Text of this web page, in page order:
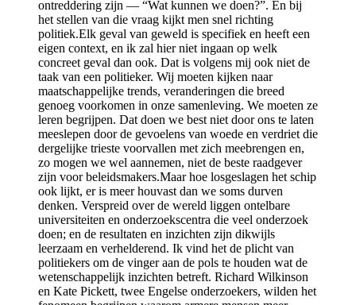
ontreddering zijn — “Wat kunnen we doen?”. En bij
het stellen van die vraag kijkt men snel richting
politiek.Elk geval van geweld is specifiek en heeft een
eigen context, en ik zal hier niet ingaan op welk
concreet geval dan ook. Dat is volgens mij ook niet de
taak van een politieker. Wij moeten kijken naar
maatschappelijke trends, veranderingen die breed
genoeg voorkomen in onze samenleving. We moeten ze
leren begrijpen. Dat doen we best niet door ons te laten
meeslepen door de gevoelens van woede en verdriet die
dergelijke trieste voorvallen met zich meebrengen en,
zo mogen we wel aannemen, niet de beste raadgever
zijn voor beleidsmakers.Maar hoe losgeslagen het schip
ook lijkt, er is meer houvast dan we soms durven
denken. Verspreid over de wereld liggen ontelbare
universiteiten en onderzoekscentra die veel onderzoek
doen; en de resultaten en inzichten zijn dikwijls
leerzaam en verhelderend. Ik vind het de plicht van
politiekers om de vinger aan de pols te houden wat de
wetenschappelijk inzichten betreft. Richard Wilkinson
en Kate Pickett, twee Engelse onderzoekers, wilden het